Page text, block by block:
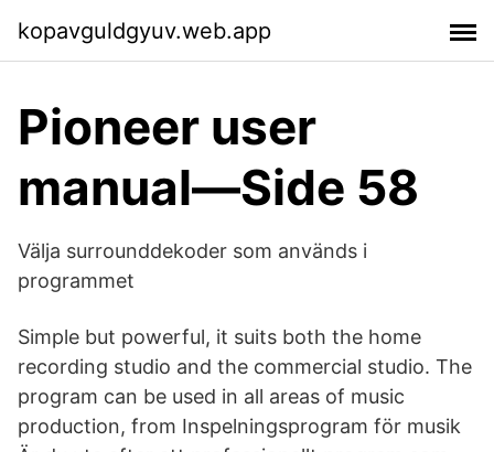
kopavguldgyuv.web.app
Pioneer user
manual—Side 58
Välja surrounddekoder som används i
programmet
Simple but powerful, it suits both the home
recording studio and the commercial studio. The
program can be used in all areas of music
production, from Inspelningsprogram för musik